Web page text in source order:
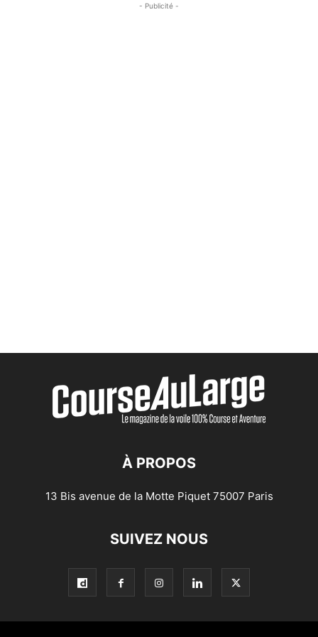
- Publicité -
À PROPOS
13 Bis avenue de la Motte Piquet 75007 Paris
SUIVEZ NOUS